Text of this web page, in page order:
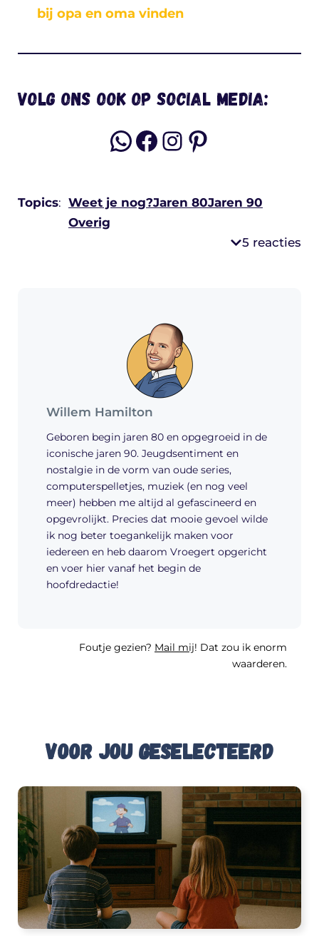
bij opa en oma vinden
Volg ons ook op social media:
WhatsApp
Facebook
Instagram
Pinterest
Topics: Weet je nog?Jaren 80Jaren 90
Overig
5 reacties
Willem Hamilton
Geboren begin jaren 80 en opgegroeid in de
iconische jaren 90. Jeugdsentiment en
nostalgie in de vorm van oude series,
computerspelletjes, muziek (en nog veel
meer) hebben me altijd al gefascineerd en
opgevrolijkt. Precies dat mooie gevoel wilde
ik nog beter toegankelijk maken voor
iedereen en heb daarom Vroegert opgericht
en voer hier vanaf het begin de
hoofdredactie!
Foutje gezien? Mail mij! Dat zou ik enorm
waarderen.
Voor jou geselecteerd